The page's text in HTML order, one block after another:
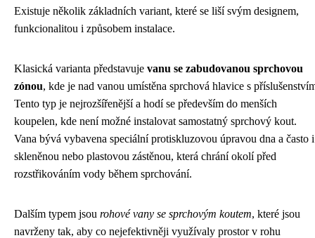
Existuje několik základních variant, které se liší svým designem,
funkcionalitou i způsobem instalace.
Klasická varianta představuje vanu se zabudovanou sprchovou
zónou, kde je nad vanou umístěna sprchová hlavice s
Tento typ je nejrozšířenější a hodí se především do menších
koupelen, kde není možné instalovat samostatný sprchový kout.
Vana bývá vybavena speciální protiskluzovou úpravou dna a často i
skleněnou nebo plastovou zástěnou, která chrání okolí před
rozstřikováním vody během sprchování.
Dalším typem jsou rohové vany se sprchovým koutem, které jsou
navrženy tak, aby co nejefektivněji využívaly prostor v rohu